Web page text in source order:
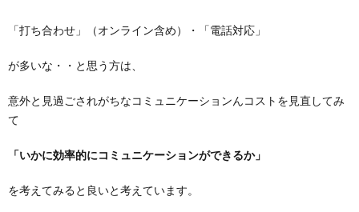
「打ち合わせ」（オンライン含め）・「電話対応」
が多いな・・と思う方は、
意外と見過ごされがちなコミュニケーションんコストを見直してみ
て
「いかに効率的にコミュニケーションができるか」
を考えてみると良いと考えています。